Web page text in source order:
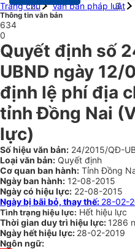
Trang chủ
Văn bản pháp luật
Thông tin văn bản
634
0
Quyết định số
UBND ngày
định lệ phí địa
tỉnh Đồng Nai
lực)
Số hiệu văn bản: 24/2015/QĐ-
Loại văn bản: Quyết định
Cơ quan ban hành: Tỉnh Đồng
Ngày ban hành: 12-08-2015
Ngày có hiệu lực: 22-08-2015
Ngày bị bãi bỏ, thay thế: 28-02-
Tình trạng hiệu lực: Hết hiệu lực
Thời gian duy trì hiệu lực: 1286
Ngày hết hiệu lực: 28-02-2019
Ngôn ngữ: